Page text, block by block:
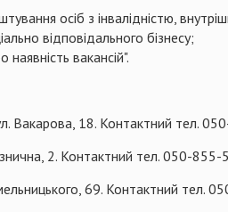
осіб з інвалідністю,
відповідального бізнесу;
вакансій".
Вакарова, 18. Контактний тел.
2. Контактний тел. 050-855-
69. Контактний тел.